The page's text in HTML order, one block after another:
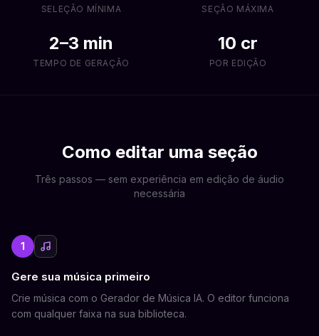
SELEÇÃO MÍNIMA SEÇÃO MÁXIMA
2–3 min
TEMPO DE GERAÇÃO
10 cr
POR EDIÇÃO
Como editar uma seção
Três passos — sem experiência em edição de áudio
necessária
1
Gere sua música primeiro
Crie música com o Gerador de Música IA. O editor funciona
com qualquer faixa na sua biblioteca.